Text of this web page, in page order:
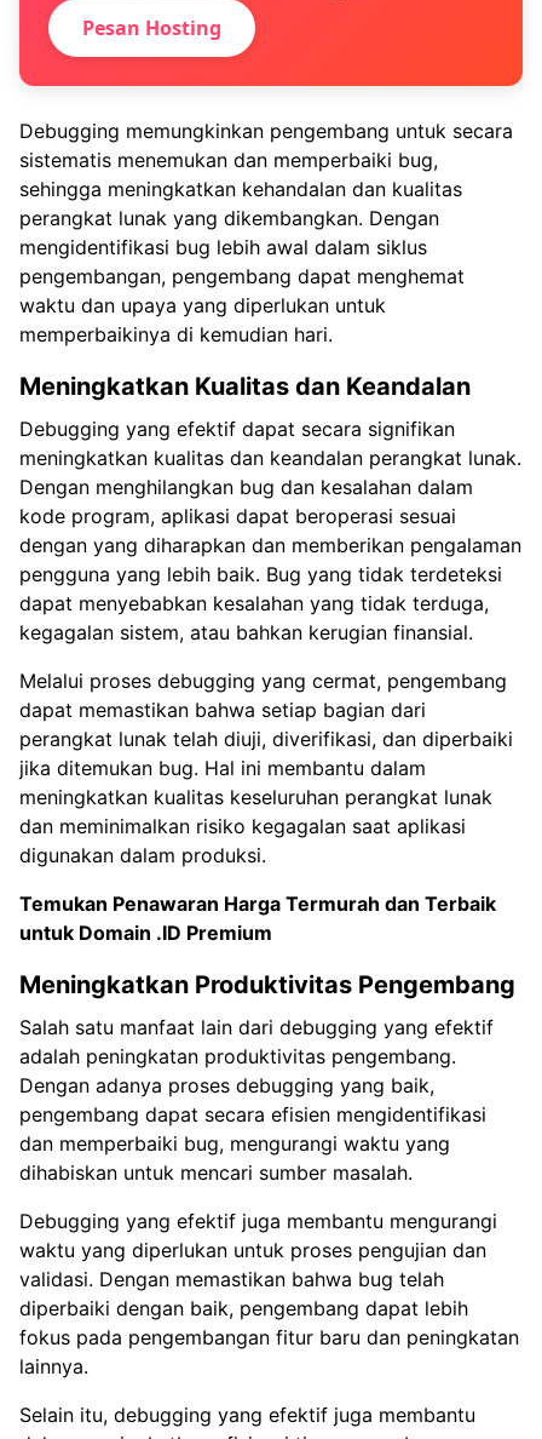
Pesan Hosting
Debugging memungkinkan pengembang untuk secara
sistematis menemukan dan memperbaiki bug,
sehingga meningkatkan kehandalan dan kualitas
perangkat lunak yang dikembangkan. Dengan
mengidentifikasi bug lebih awal dalam siklus
pengembangan, pengembang dapat menghemat
waktu dan upaya yang diperlukan untuk
memperbaikinya di kemudian hari.
Meningkatkan Kualitas dan Keandalan
Debugging yang efektif dapat secara signifikan
meningkatkan kualitas dan keandalan perangkat lunak.
Dengan menghilangkan bug dan kesalahan dalam
kode program, aplikasi dapat beroperasi sesuai
dengan yang diharapkan dan memberikan pengalaman
pengguna yang lebih baik. Bug yang tidak terdeteksi
dapat menyebabkan kesalahan yang tidak terduga,
kegagalan sistem, atau bahkan kerugian finansial.
Melalui proses debugging yang cermat, pengembang
dapat memastikan bahwa setiap bagian dari
perangkat lunak telah diuji, diverifikasi, dan diperbaiki
jika ditemukan bug. Hal ini membantu dalam
meningkatkan kualitas keseluruhan perangkat lunak
dan meminimalkan risiko kegagalan saat aplikasi
digunakan dalam produksi.
Temukan Penawaran Harga Termurah dan Terbaik
untuk Domain .ID Premium
Meningkatkan Produktivitas Pengembang
Salah satu manfaat lain dari debugging yang efektif
adalah peningkatan produktivitas pengembang.
Dengan adanya proses debugging yang baik,
pengembang dapat secara efisien mengidentifikasi
dan memperbaiki bug, mengurangi waktu yang
dihabiskan untuk mencari sumber masalah.
Debugging yang efektif juga membantu mengurangi
waktu yang diperlukan untuk proses pengujian dan
validasi. Dengan memastikan bahwa bug telah
diperbaiki dengan baik, pengembang dapat lebih
fokus pada pengembangan fitur baru dan peningkatan
lainnya.
Selain itu, debugging yang efektif juga membantu